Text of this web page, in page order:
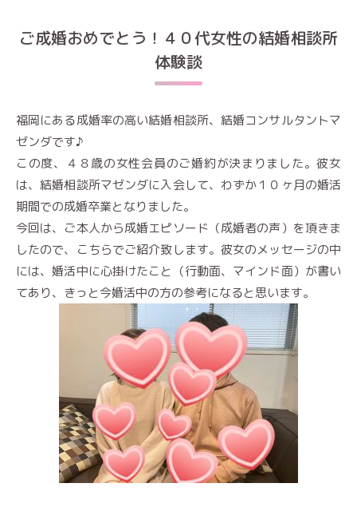
ご成婚おめでとう！４０代女性の結婚相談所
体験談
福岡にある成婚率の高い結婚相談所、結婚コンサルタントマ
ゼンダです♪
この度、４８歳の女性会員のご婚約が決まりました。彼女
は、結婚相談所マゼンダに入会して、わずか１０ヶ月の婚活
期間での成婚卒業となりました。
今回は、ご本人から成婚エピソード（成婚者の声）を頂きま
したので、こちらでご紹介致します。彼女のメッセージの中
には、婚活中に心掛けたこと（行動面、マインド面）が書い
てあり、きっと今婚活中の方の参考になると思います。